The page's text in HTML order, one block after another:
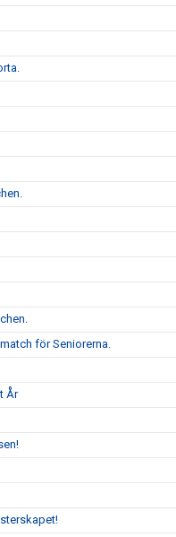
för Seniorerna.
År